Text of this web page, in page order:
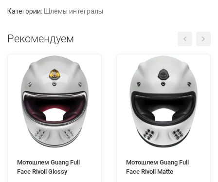
Категории: Шлемы интегралы
Рекомендуем
Мотошлем Guang Full
Face Rivoli Glossy
Мотошлем Guang Full
Face Rivoli Matte